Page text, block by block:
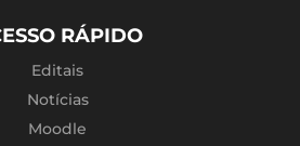
RÁPIDO
Editais
Notícias
Moodle